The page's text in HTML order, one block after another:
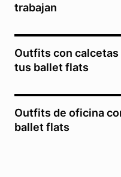
trabajan
Outfits con calcetas
tus ballet flats
Outfits de oficina
ballet flats